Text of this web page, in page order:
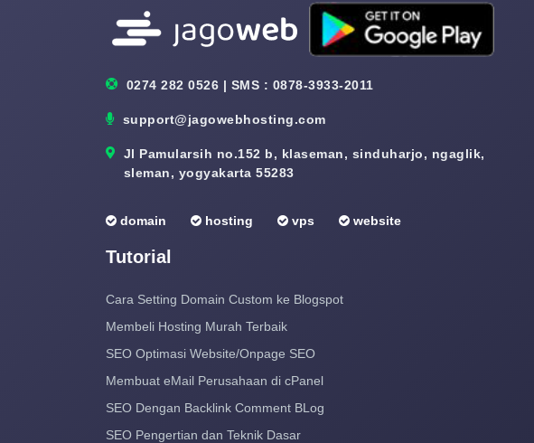
0274 282 0526 | SMS : 0878-3933-2011
support@jagowebhosting.com
Jl Pamularsih no.152 b, klaseman, sinduharjo, ngaglik,
sleman, yogyakarta 55283
domain hosting vps website
Tutorial
Cara Setting Domain Custom ke Blogspot
Membeli Hosting Murah Terbaik
SEO Optimasi Website/Onpage SEO
Membuat eMail Perusahaan di cPanel
SEO Dengan Backlink Comment BLog
SEO Pengertian dan Teknik Dasar